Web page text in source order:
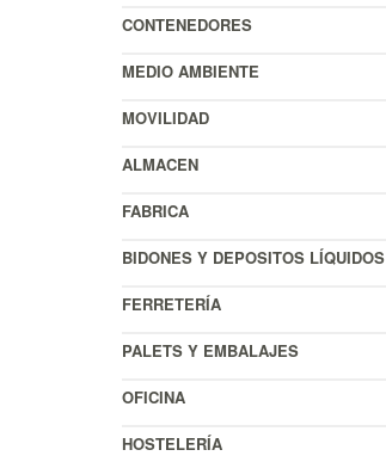
CONTENEDORES
MEDIO AMBIENTE
MOVILIDAD
ALMACEN
FABRICA
BIDONES Y DEPOSITOS LÍQUIDOS
FERRETERÍA
PALETS Y EMBALAJES
OFICINA
HOSTELERÍA